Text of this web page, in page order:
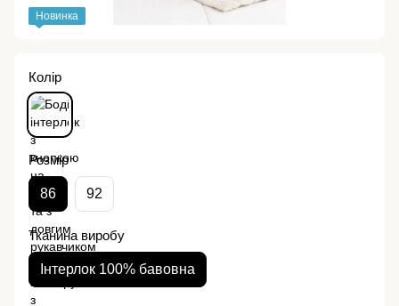
Новинка
Колір
Розмір
86 92
Тканина виробу
Інтерлок 100% бавовна